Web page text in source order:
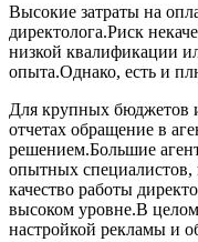
Высокие затраты на
директолога.Риск
низкой квалификации
опыта.Однако, есть и
Для крупных бюджетов
отчетах обращение в
решением.Большие
опытных специалистов,
качество работы
высоком уровне.В
настройкой рекламы и